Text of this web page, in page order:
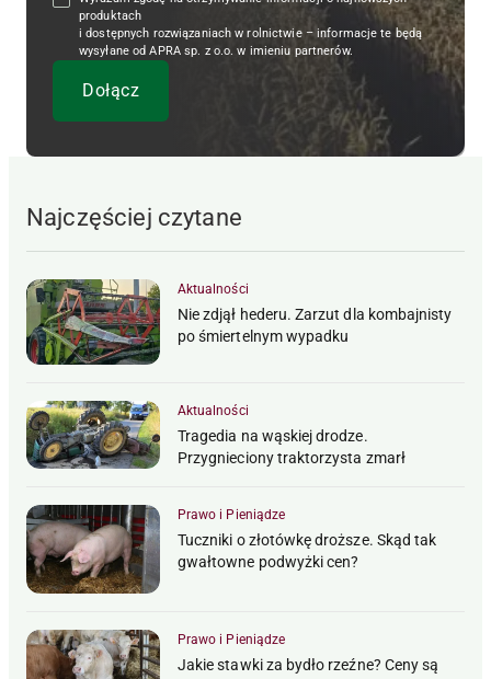
produktach
i dostępnych rozwiązaniach w rolnictwie – informacje te będą
wysyłane od APRA sp. z o.o. w imieniu partnerów.
Najczęściej czytane
Aktualności
Nie zdjął hederu. Zarzut dla kombajnisty
po śmiertelnym wypadku
Aktualności
Tragedia na wąskiej drodze.
Przygnieciony traktorzysta zmarł
Prawo i Pieniądze
Tuczniki o złotówkę droższe. Skąd tak
gwałtowne podwyżki cen?
Prawo i Pieniądze
Jakie stawki za bydło rzeźne? Ceny są